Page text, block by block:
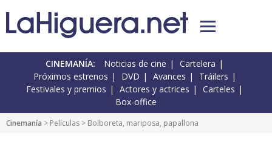
CINEMANÍA: Noticias de cine
Cartelera
Próximos estrenos
DVD Avances
Tráilers
Festivales y premios
Actores y actrices
Carteles
Box-office
Cinemanía > Películas > Bolboreta, mariposa, papallona